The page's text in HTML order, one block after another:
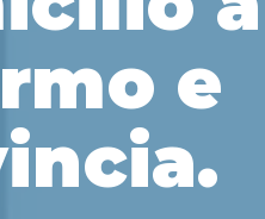
e